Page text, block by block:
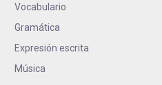
Vocabulario
Gramática
Expresión escrita
Música